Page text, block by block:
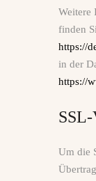
Weitere
finden
https://
in der
https://
SSL-
Um die